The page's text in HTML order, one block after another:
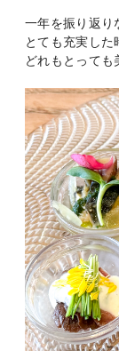
一年を振り返
とても充実した
どれもとっても